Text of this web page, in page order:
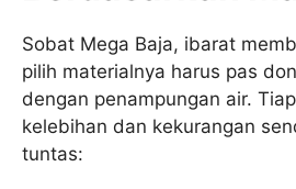
Sobat Mega Baja, ibarat
pilih materialnya harus pas
dengan penampungan air.
kelebihan dan kekurangan
tuntas: